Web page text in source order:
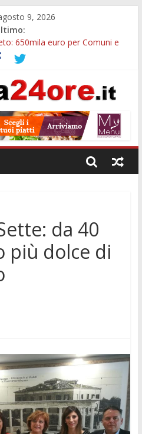
9, 2026
650mila euro per Comuni e
2,5 milioni per formare
musica e sapori al
a Monselice, arresto
maltrattamenti, arresto a
da 40
più dolce di